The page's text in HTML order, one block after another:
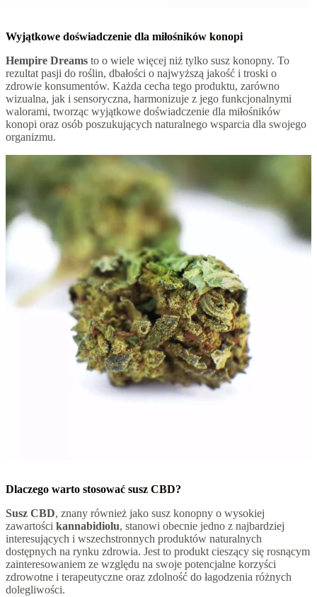
Wyjątkowe doświadczenie dla miłośników konopi
Hempire Dreams to o wiele więcej niż tylko susz konopny. To
rezultat pasji do roślin, dbałości o najwyższą jakość i troski o
zdrowie konsumentów. Każda cecha tego produktu, zarówno
wizualna, jak i sensoryczna, harmonizuje z jego funkcjonalnymi
walorami, tworząc wyjątkowe doświadczenie dla miłośników
konopi oraz osób poszukujących naturalnego wsparcia dla swojego
organizmu.
Dlaczego warto stosować susz CBD?
Susz CBD, znany również jako susz konopny o wysokiej
zawartości kannabidiolu, stanowi obecnie jedno z najbardziej
interesujących i wszechstronnych produktów naturalnych
dostępnych na rynku zdrowia. Jest to produkt cieszący się rosnącym
zainteresowaniem ze względu na swoje potencjalne korzyści
zdrowotne i terapeutyczne oraz zdolność do łagodzenia różnych
dolegliwości.